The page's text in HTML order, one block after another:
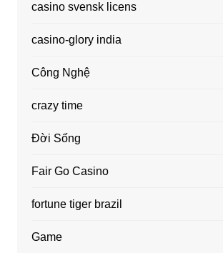
casino svensk licens
casino-glory india
Công Nghệ
crazy time
Đời Sống
Fair Go Casino
fortune tiger brazil
Game